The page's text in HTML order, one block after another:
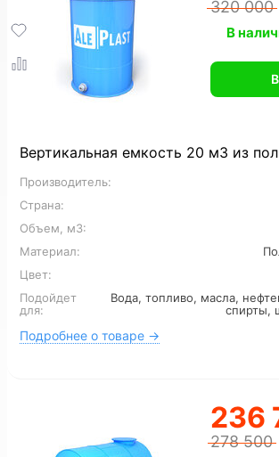
На заказ Промышленные
Для горячей воды Для питьевой воды
Для химии Для
Пищевые Большие
Для сточных вод
Для канализации
12 м3 16 м3
Вертикальная емкость 20 м3 из
Производитель:
Страна:
Объем, м3:
Материал:
Цвет:
Подойдет
для:
Вода, топливо, масла,
спирты,
Подробнее о товаре →
320 000
В
236
278 500